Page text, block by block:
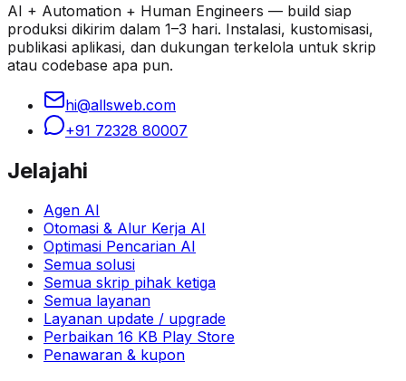
AI + Automation + Human Engineers — build siap
produksi dikirim dalam 1–3 hari. Instalasi, kustomisasi,
publikasi aplikasi, dan dukungan terkelola untuk skrip
atau codebase apa pun.
hi@allsweb.com
+91 72328 80007
Jelajahi
Agen AI
Otomasi & Alur Kerja AI
Optimasi Pencarian AI
Semua solusi
Semua skrip pihak ketiga
Semua layanan
Layanan update / upgrade
Perbaikan 16 KB Play Store
Penawaran & kupon